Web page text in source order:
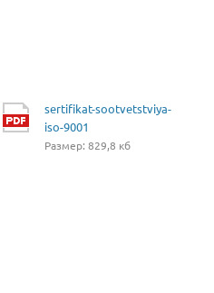
sertifikat-sootvetstviya-
iso-9001
Размер: 829,8 кб